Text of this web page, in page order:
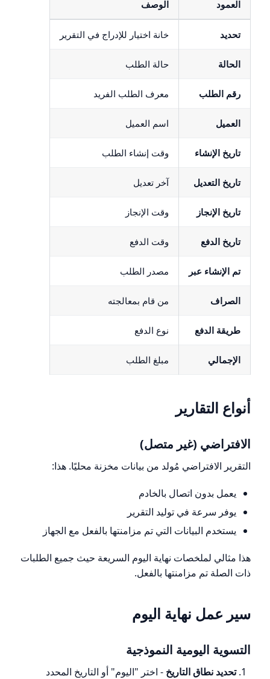
العمود الوصف
تحديد خانة اختيار للإدراج في التقرير
الحالة حالة الطلب
رقم الطلب معرف الطلب الفريد
العميل اسم العميل
تاريخ الإنشاء وقت إنشاء الطلب
تاريخ التعديل آخر تعديل
تاريخ الإنجاز وقت الإنجاز
تاريخ الدفع وقت الدفع
تم الإنشاء عبر مصدر الطلب
الصراف من قام بمعالجته
طريقة الدفع نوع الدفع
الإجمالي مبلغ الطلب
أنواع التقارير
الافتراضي (غير متصل)
التقرير الافتراضي مُولد من بيانات مخزنة محليًا. هذا:
يعمل بدون اتصال بالخادم
يوفر سرعة في توليد التقرير
يستخدم البيانات التي تم مزامنتها بالفعل مع الجهاز
هذا مثالي لملخصات نهاية اليوم السريعة حيث جميع الطلبات
ذات الصلة تم مزامنتها بالفعل.
سير عمل نهاية اليوم
التسوية اليومية النموذجية
تحديد نطاق التاريخ - اختر "اليوم" أو التاريخ المحدد